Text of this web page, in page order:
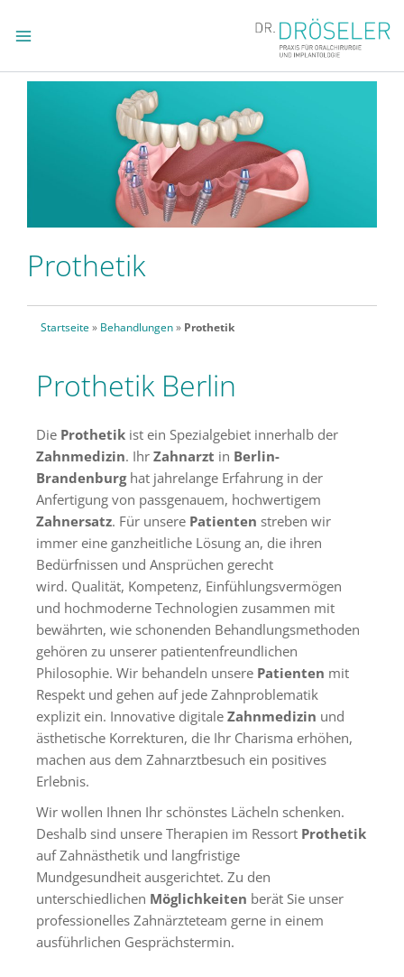
Inhalt
Prothetik
Startseite» Behandlungen» Prothetik
Prothetik Berlin
Die Prothetik ist ein Spezialgebiet innerhalb der
Zahnmedizin. Ihr Zahnarzt in Berlin-
Brandenburghat jahrelange Erfahrung in der
Anfertigung von passgenauem, hochwertigem
Zahnersatz. Für unsere Patienten streben wir
immer eine ganzheitliche Lösung an, die ihren
Bedürfnissen und Ansprüchen gerecht
wird. Qualität, Kompetenz, Einfühlungsvermögen
und hochmoderne Technologien zusammen mit
bewährten, wie schonenden Behandlungsmethoden
gehören zu unserer patientenfreundlichen
Philosophie. Wir behandeln unsere Patienten mit
Respekt und gehen auf jede Zahnproblematik
explizit ein. Innovative digitale Zahnmedizin und
ästhetische Korrekturen, die Ihr Charisma erhöhen,
machen aus dem Zahnarztbesuch ein positives
Erlebnis.
Wir wollen Ihnen Ihr schönstes Lächeln schenken.
Deshalb sind unsere Therapien im Ressort Prothetik
auf Zahnästhetik und langfristige
Mundgesundheit ausgerichtet. Zu den
unterschiedlichen Möglichkeiten berät Sie unser
professionelles Zahnärzteteam gerne in einem
ausführlichen Gesprächstermin.